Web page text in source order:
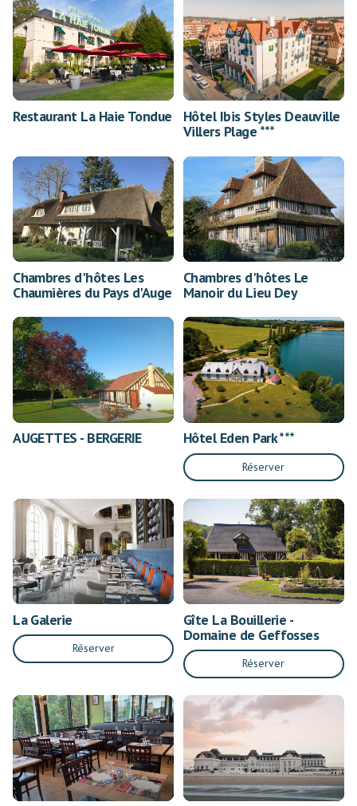
Restaurant La Haie Tondue
Hôtel Ibis Styles Deauville
Villers Plage ***
Chambres d'hôtes Les
Chaumières du Pays d'Auge
Chambres d'hôtes Le
Manoir du Lieu Dey
AUGETTES - BERGERIE Hôtel Eden Park ***
Réserver
La Galerie
Réserver
Gîte La Bouillerie -
Domaine de Geffosses
Réserver